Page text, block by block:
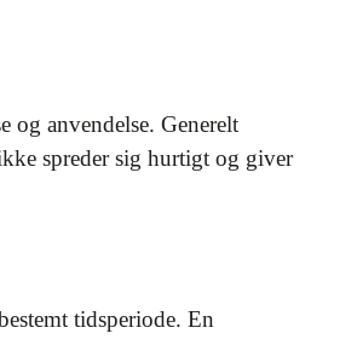
og anvendelse. Generelt
spreder sig hurtigt og giver
tidsperiode. En